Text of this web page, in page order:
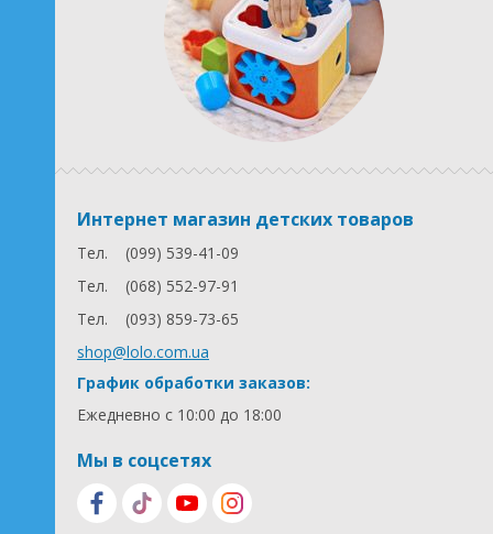
Интернет магазин детских товаров
Тел.
(099) 539-41-09
Тел.
(068) 552-97-91
Тел.
(093) 859-73-65
shop@lolo.com.ua
График обработки заказов:
Ежедневно с 10:00 до 18:00
Мы в соцсетях